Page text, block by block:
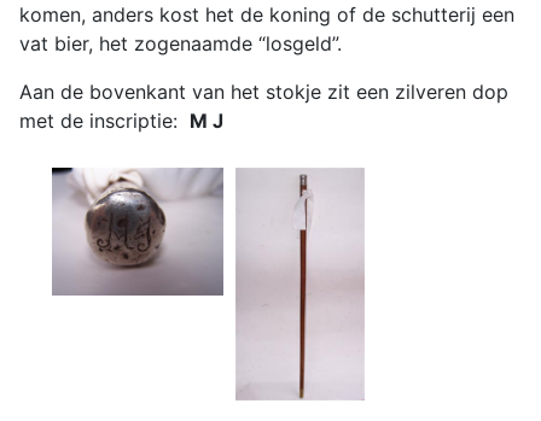
komen, anders kost het de koning of de schutterij een
vat bier, het zogenaamde “losgeld”.
Aan de bovenkant van het stokje zit een zilveren dop
met de inscriptie: M J